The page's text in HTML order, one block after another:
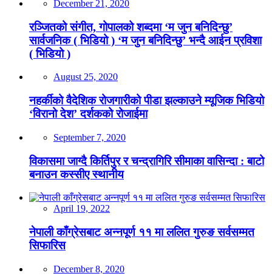
December 21, 2020
रञ्जितको संगीत, गोपालको शब्दमा ‘म जुन बनिदिन्छु’
सार्वजनिक ( भिडियो ) ‘म जुन बनिदिन्छु’ भन्दै आईन प्रविशा
( भिडियो )
August 25, 2020
नहर्कीको वैदेशिक रोजगारीको पीडा झल्काउने म्यूजिक भिडियो
‘विरानो देश’ दर्शकको रोजाईमा
September 7, 2020
विकासमा जाग्दै किर्तिपुर र चन्द्रागिरि सीमाका वासिन्दा : बाटो
बनाउन कस्सीए स्थानीय
April 19, 2022
नेपाली काँग्रेसबाट अन्नपूर्ण ११ मा ललित गुरुङ सर्वसम्मत
सिफारिस
December 8, 2020